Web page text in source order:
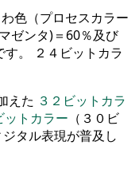
色（プロセスカラー
ゼンタ)＝60％及び
。 ２４ビットカラ
えた ３２ビットカラ
ットカラー （３０ビ
タル表現が普及し